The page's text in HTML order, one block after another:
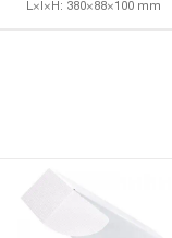
L×l×H: 380×88×100 mm